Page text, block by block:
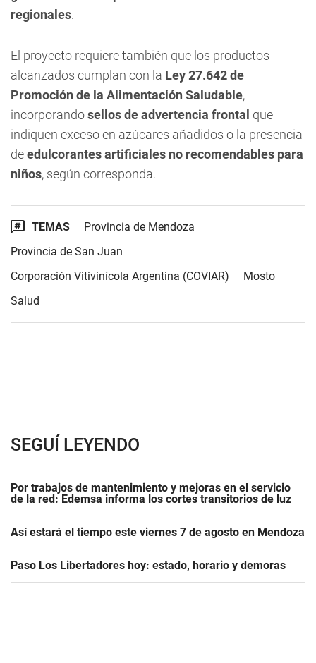
regionales.
El proyecto requiere también que los productos
alcanzados cumplan con la Ley 27.642 de
Promoción de la Alimentación Saludable,
incorporandosellos de advertencia frontal que
indiquen exceso en azúcares añadidos o la presencia
deedulcorantes artificiales no recomendables para
niños, según corresponda.
TEMAS
Provincia de Mendoza
Provincia de San Juan
Corporación Vitivinícola Argentina (COVIAR)
Mosto
Salud
SEGUÍ LEYENDO
Por trabajos de mantenimiento y mejoras en el servicio
de la red: Edemsa informa los cortes transitorios de luz
Así estará el tiempo este viernes 7 de agosto en Mendoza
Paso Los Libertadores hoy: estado, horario y demoras